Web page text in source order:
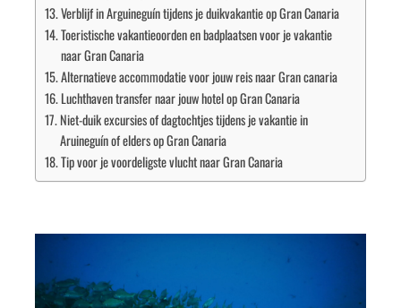
Verblijf in Arguineguín tijdens je duikvakantie op Gran Canaria
Toeristische vakantieoorden en badplaatsen voor je vakantie
naar Gran Canaria
Alternatieve accommodatie voor jouw reis naar Gran canaria
Luchthaven transfer naar jouw hotel op Gran Canaria
Niet-duik excursies of dagtochtjes tijdens je vakantie in
Aruineguín of elders op Gran Canaria
Tip voor je voordeligste vlucht naar Gran Canaria